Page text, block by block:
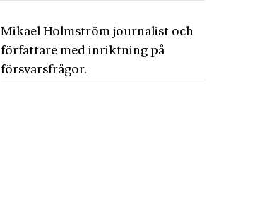
Mikael Holmström journalist och
författare med inriktning på
försvarsfrågor.